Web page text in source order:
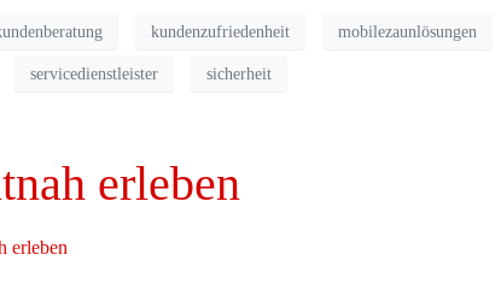
kundenzufriedenheit mobilezaunlösungen
servicedienstleister sicherheit
erleben